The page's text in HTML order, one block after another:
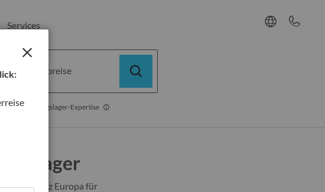
Services
Abreise
Jahre Trainingslager-Expertise
in ganz Europa für